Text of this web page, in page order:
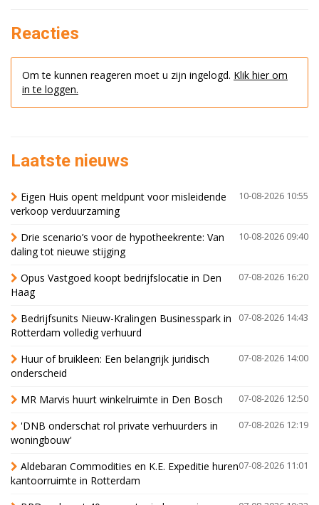
Reacties
Om te kunnen reageren moet u zijn ingelogd. Klik hier om
in te loggen.
Laatste nieuws
10-08-2026 10:55
Eigen Huis opent meldpunt voor misleidende
verkoop verduurzaming
10-08-2026 09:40
Drie scenario’s voor de hypotheekrente: Van
daling tot nieuwe stijging
07-08-2026 16:20
Opus Vastgoed koopt bedrijfslocatie in Den
Haag
07-08-2026 14:43
Bedrijfsunits Nieuw-Kralingen Businesspark in
Rotterdam volledig verhuurd
07-08-2026 14:00
Huur of bruikleen: Een belangrijk juridisch
onderscheid
07-08-2026 12:50
MR Marvis huurt winkelruimte in Den Bosch
07-08-2026 12:19
'DNB onderschat rol private verhuurders in
woningbouw'
07-08-2026 11:01
Aldebaran Commodities en K.E. Expeditie huren
kantoorruimte in Rotterdam